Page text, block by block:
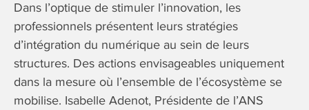
Dans l’optique de stimuler l’innovation, les
professionnels présentent leurs stratégies
d’intégration du numérique au sein de leurs
structures. Des actions envisageables uniquement
dans la mesure où l’ensemble de l’écosystème se
mobilise. Isabelle Adenot, Présidente de l’ANS